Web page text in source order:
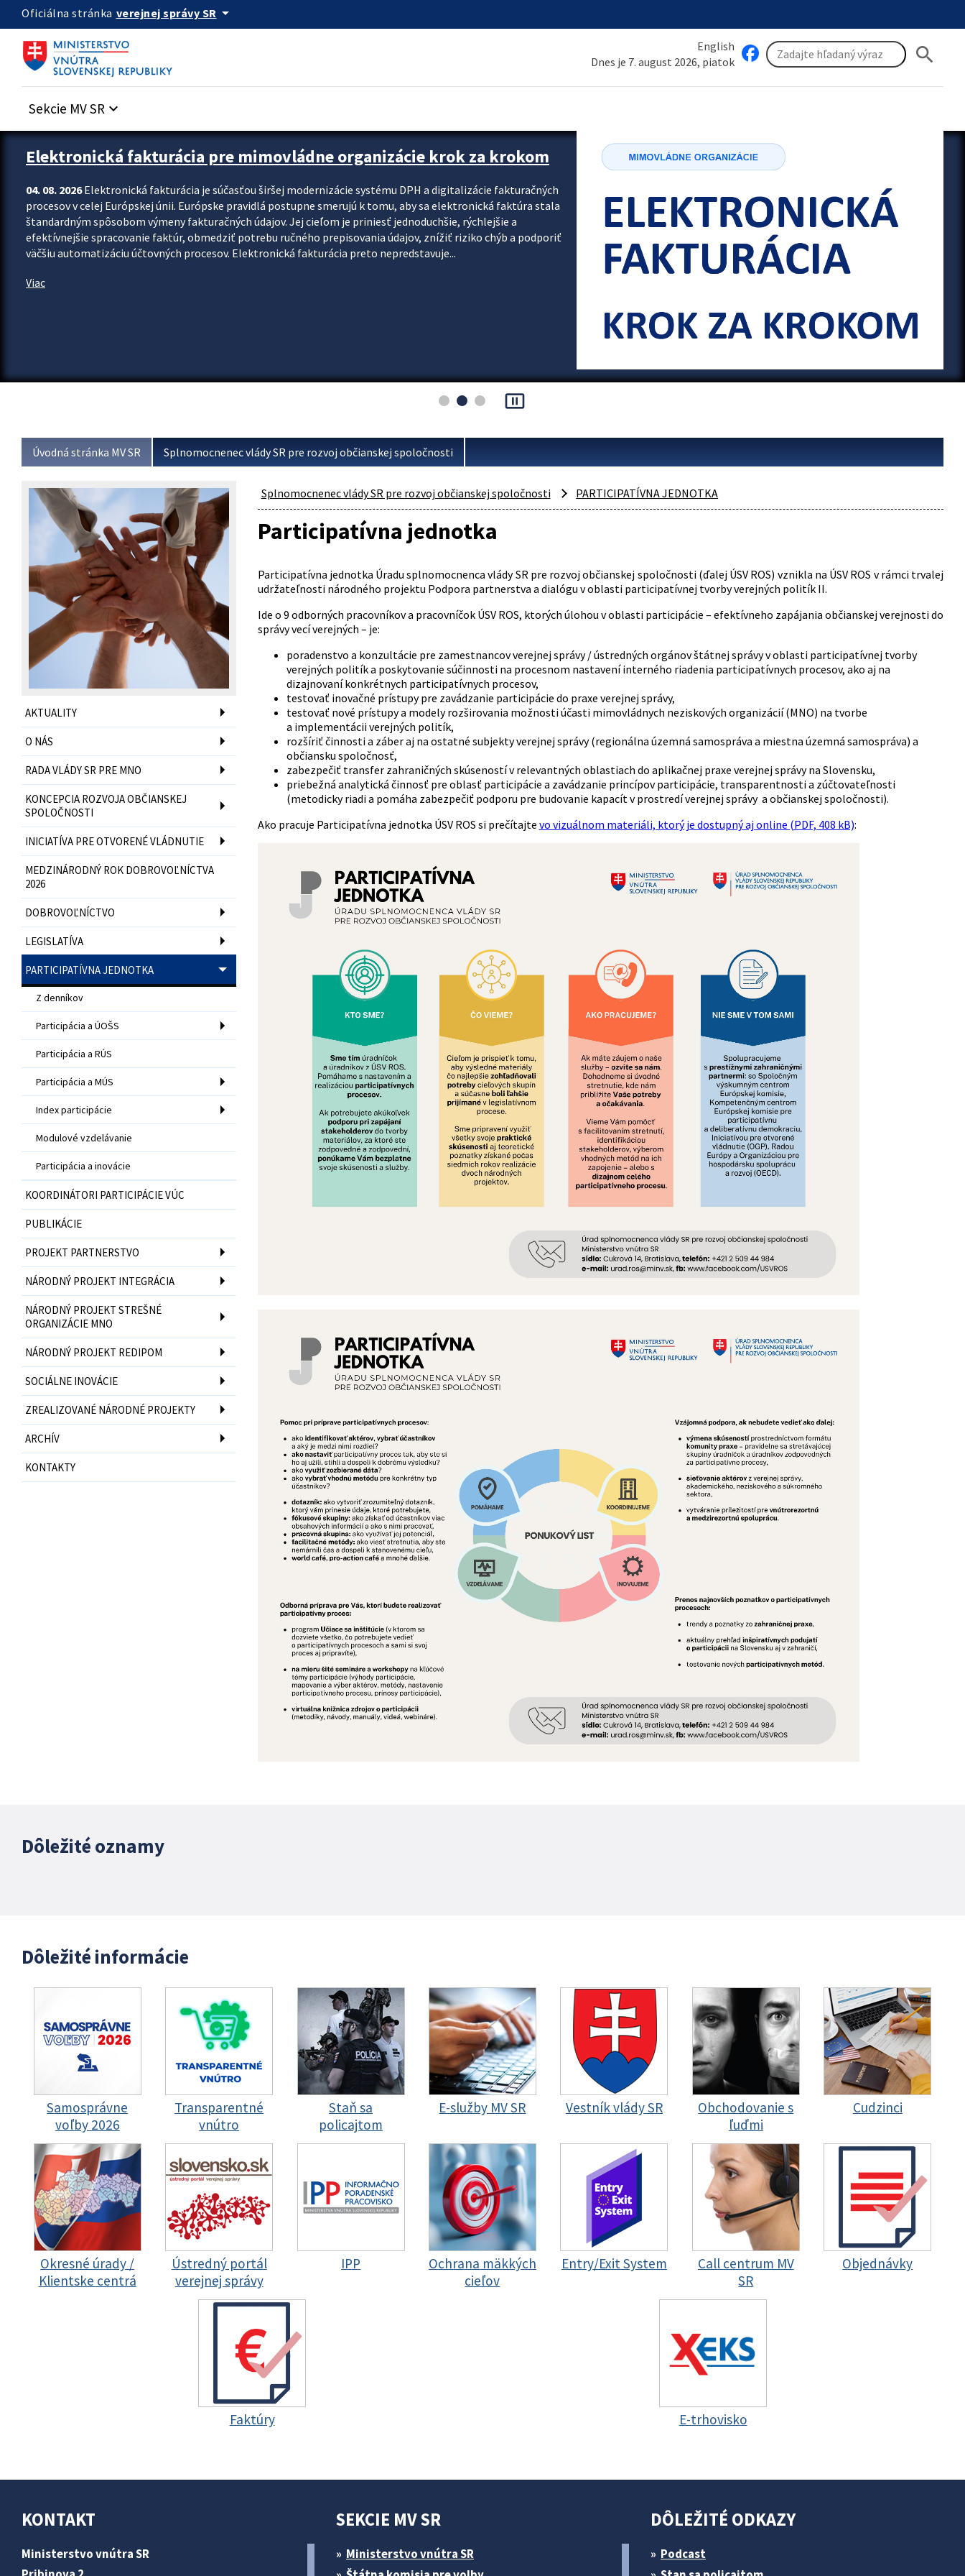
Preskocit na hlavný obsah
Oficiálna stránka verejnej správy SR arrow_drop_down
English
Dnes je 7. august 2026, piatok
search
Sekcie MV SR keyboard_arrow_down
Zastavit automatický posun upútavok
Elektronická fakturácia pre mimovládne organizácie krok za krokom
04. 08. 2026Elektronická fakturácia je súčasťou širšej modernizácie systému DPH a digitalizácie fakturačných
procesov v celej Európskej únii. Európske pravidlá postupne smerujú k tomu, aby sa elektronická faktúra stala
štandardným spôsobom výmeny fakturačných údajov. Jej cieľom je priniesť jednoduchšie, rýchlejšie a
efektívnejšie spracovanie faktúr, obmedziť potrebu ručného prepisovania údajov, znížiť riziko chýb a podporiť
väčšiu automatizáciu účtovných procesov. Elektronická fakturácia preto nepredstavuje...
Viac
pause_presentation
Úvodná stránka MV SR Splnomocnenec vlády SR pre rozvoj občianskej spoločnosti
AKTUALITY
O NÁS
RADA VLÁDY SR PRE MNO
KONCEPCIA ROZVOJA OBČIANSKEJ
SPOLOČNOSTI
INICIATÍVA PRE OTVORENÉ VLÁDNUTIE
MEDZINÁRODNÝ ROK DOBROVOĽNÍCTVA
2026
DOBROVOĽNÍCTVO
LEGISLATÍVA
PARTICIPATÍVNA JEDNOTKA
Z denníkov
Participácia a ÚOŠS
Participácia a RÚS
Participácia a MÚS
Index participácie
Modulové vzdelávanie
Participácia a inovácie
KOORDINÁTORI PARTICIPÁCIE VÚC
PUBLIKÁCIE
PROJEKT PARTNERSTVO
NÁRODNÝ PROJEKT INTEGRÁCIA
NÁRODNÝ PROJEKT STREŠNÉ
ORGANIZÁCIE MNO
NÁRODNÝ PROJEKT REDIPOM
SOCIÁLNE INOVÁCIE
ZREALIZOVANÉ NÁRODNÉ PROJEKTY
ARCHÍV
KONTAKTY
Splnomocnenec vlády SR pre rozvoj občianskej spoločnosti PARTICIPATÍVNA JEDNOTKA
Participatívna jednotka
Participatívna jednotka Úradu splnomocnenca vlády SR pre rozvoj občianskej spoločnosti (ďalej ÚSV ROS) vznikla na ÚSV ROS v rámci trvalej
udržateľnosti národného projektu Podpora partnerstva a dialógu v oblasti participatívnej tvorby verejných politík II.
Ide o 9 odborných pracovníkov a pracovníčok ÚSV ROS, ktorých úlohou v oblasti participácie – efektívneho zapájania občianskej verejnosti do
správy vecí verejných – je:
poradenstvo a konzultácie pre zamestnancov verejnej správy / ústredných orgánov štátnej správy v oblasti participatívnej tvorby
verejných politík a poskytovanie súčinnosti na procesnom nastavení interného riadenia participatívnych procesov, ako aj na
dizajnovaní konkrétnych participatívnych procesov,
testovať inovačné prístupy pre zavádzanie participácie do praxe verejnej správy,
testovať nové prístupy a modely rozširovania možnosti účasti mimovládnych neziskových organizácií (MNO) na tvorbe
a implementácii verejných politík,
rozšíriť činnosti a záber aj na ostatné subjekty verejnej správy (regionálna územná samospráva a miestna územná samospráva) a
občiansku spoločnosť,
zabezpečiť transfer zahraničných skúseností v relevantných oblastiach do aplikačnej praxe verejnej správy na Slovensku,
priebežná analytická činnosť pre oblasť participácie a zavádzanie princípov participácie, transparentnosti a zúčtovateľnosti
(metodicky riadi a pomáha zabezpečiť podporu pre budovanie kapacít v prostredí verejnej správy a občianskej spoločnosti).
Ako pracuje Participatívna jednotka ÚSV ROS si prečítajte vo vizuálnom materiáli, ktorý je dostupný aj online (PDF, 408 kB):
Dôležité oznamy
Dôležité informácie
Samosprávne
voľby 2026
Transparentné
vnútro
Staň sa
policajtom
E-služby MV SR Vestník vlády SR
Obchodovanie s
ľuďmi
Cudzinci
Okresné úrady /
Klientske centrá
Ústredný portál
verejnej správy
IPP
Ochrana mäkkých
cieľov
Entry/Exit System
Call centrum MV
SR
Objednávky
Faktúry E-trhovisko
KONTAKT
Ministerstvo vnútra SR
SEKCIE MV SR
Ministerstvo vnútra SR
DÔLEŽITÉ ODKAZY
Podcast